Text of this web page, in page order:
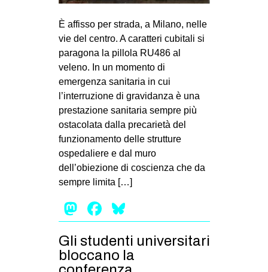
È affisso per strada, a Milano, nelle
vie del centro. A caratteri cubitali si
paragona la pillola RU486 al
veleno. In un momento di
emergenza sanitaria in cui
l’interruzione di gravidanza è una
prestazione sanitaria sempre più
ostacolata dalla precarietà del
funzionamento delle strutture
ospedaliere e dal muro
dell’obiezione di coscienza che da
sempre limita […]
Mastodon
Facebook
Gli studenti universitari
bloccano la